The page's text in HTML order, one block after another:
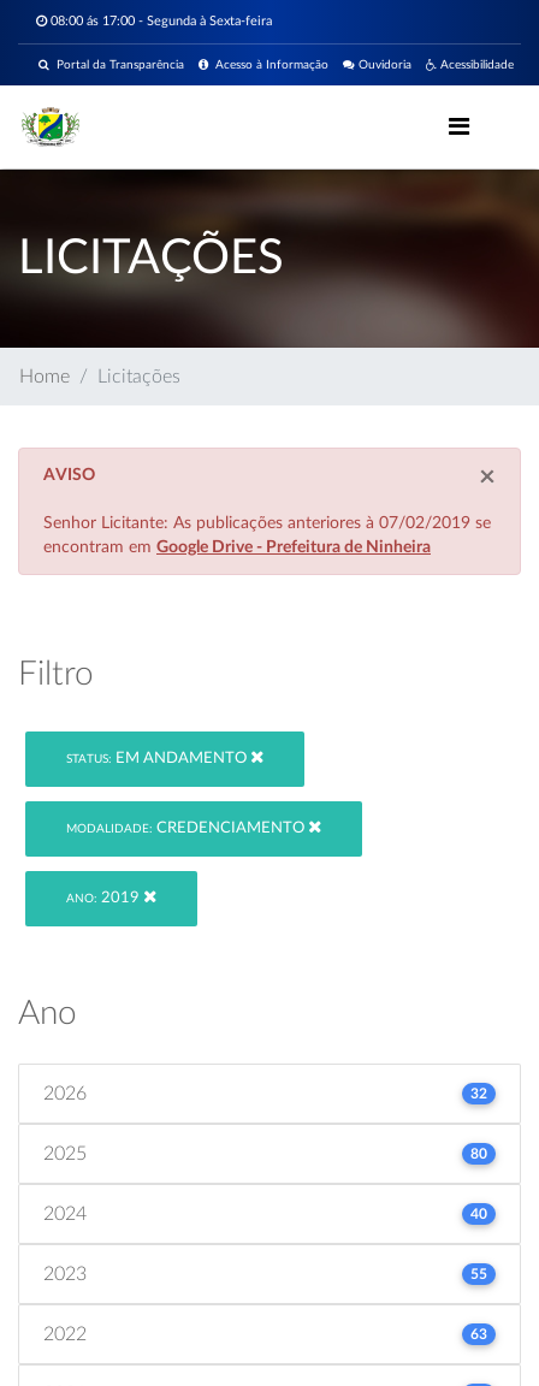
08:00 ás 17:00 - Segunda à Sexta-feira
Acessibilidade
Ouvidoria
Acesso à Informação
Portal da Transparência
LICITAÇÕES
Home Licitações
×
AVISO
Senhor Licitante: As publicações anteriores à 07/02/2019 se
encontram em Google Drive - Prefeitura de Ninheira
Filtro
STATUS: EM ANDAMENTO
MODALIDADE: CREDENCIAMENTO
ANO: 2019
Ano
2026 32
2025 80
2024 40
2023 55
2022 63